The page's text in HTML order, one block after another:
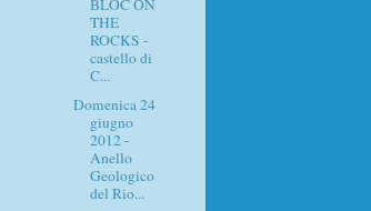
BLOC ON
THE
ROCKS -
castello di
C...
Domenica 24
giugno
2012 -
Anello
Geologico
del Rio...